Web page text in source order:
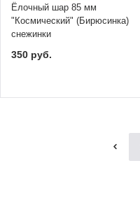
Ёлочный шар 85 мм
"Космический" (Бирюсинка)
снежинки
350 руб.